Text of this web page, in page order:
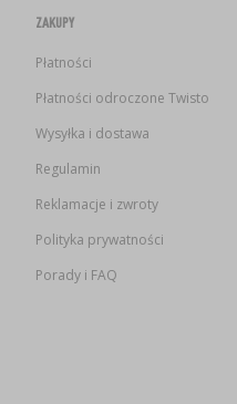
ZAKUPY
Płatności
Płatności odroczone Twisto
Wysyłka i dostawa
Regulamin
Reklamacje i zwroty
Polityka prywatności
Porady i FAQ